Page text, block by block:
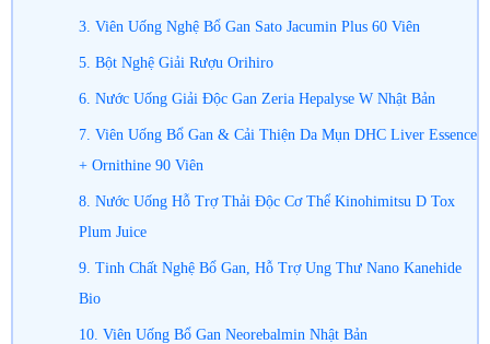
3. Viên Uống Nghệ Bổ Gan Sato Jacumin Plus 60 Viên
5. Bột Nghệ Giải Rượu Orihiro
6. Nước Uống Giải Độc Gan Zeria Hepalyse W Nhật Bản
7. Viên Uống Bổ Gan & Cải Thiện Da Mụn DHC Liver Essence
+ Ornithine 90 Viên
8. Nước Uống Hỗ Trợ Thải Độc Cơ Thể Kinohimitsu D Tox
Plum Juice
9. Tinh Chất Nghệ Bổ Gan, Hỗ Trợ Ung Thư Nano Kanehide
Bio
10. Viên Uống Bổ Gan Neorebalmin Nhật Bản